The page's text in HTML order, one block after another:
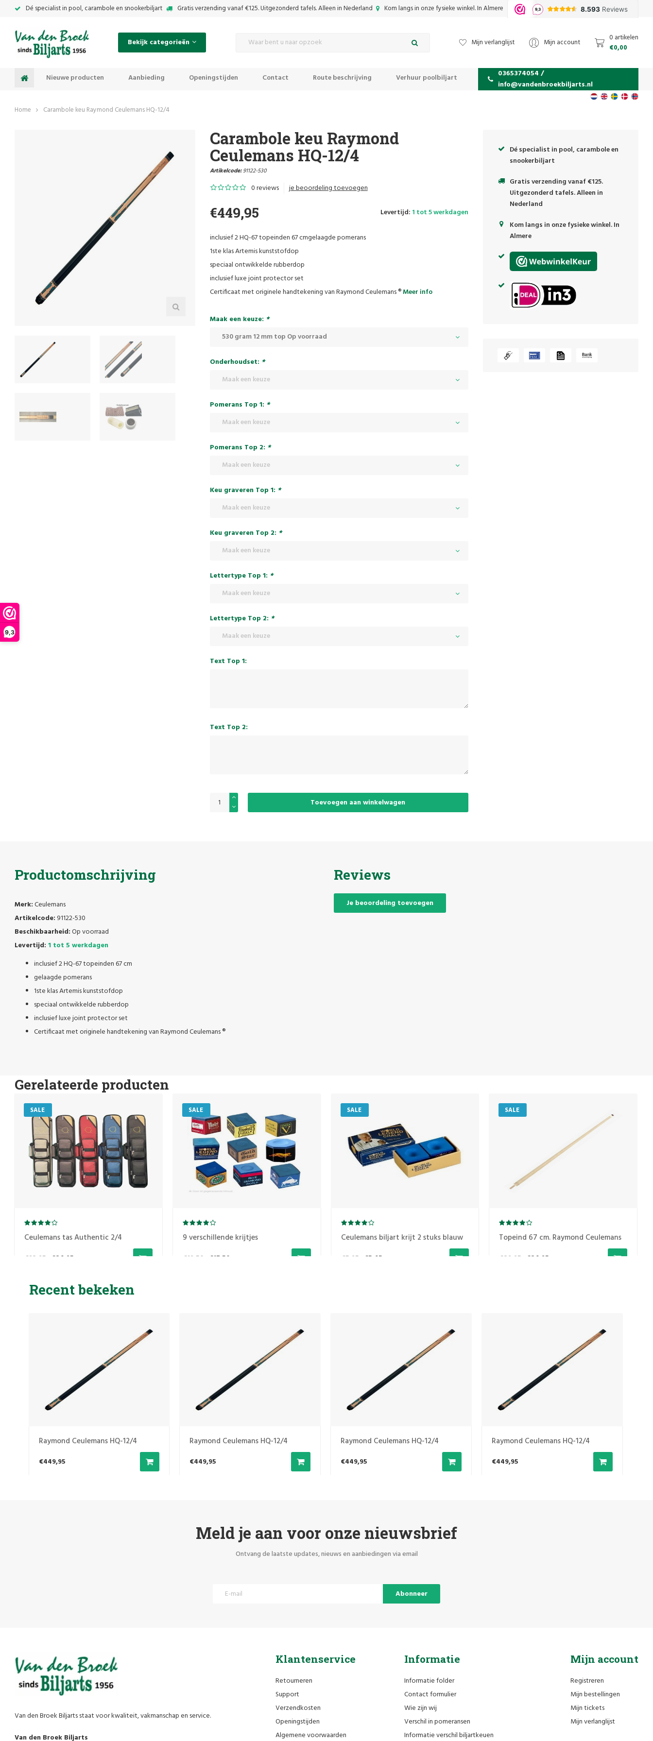
9,3
Dé specialist in pool, carambole en snookerbiljart Gratis verzending vanaf €125. Uitgezonderd tafels. Alleen in Nederland Kom langs in onze fysieke winkel. In Almere
Bekijk categorieën Mijn verlanglijst Mijn account
0 artikelen
€0,00
Nieuwe producten Aanbieding Openingstijden Contact Route beschrijving Verhuur poolbiljart
0365374054 /
info@vandenbroekbiljarts.nl
Home Carambole keu Raymond Ceulemans HQ-12/4
Carambole keu Raymond
Ceulemans HQ-12/4
Artikelcode:91122-530
0 reviews je beoordeling toevoegen
€449,95 Levertijd: 1 tot 5 werkdagen
inclusief 2 HQ-67 topeinden 67 cmgelaagde pomerans
1ste klas Artemis kunststofdop
speciaal ontwikkelde rubberdop
inclusief luxe joint protector set
Certificaat met originele handtekening van Raymond Ceulemans ®Meer info
Maak een keuze: *
530 gram 12 mm top Op voorraad
Onderhoudset: *
Maak een keuze
Pomerans Top 1: *
Maak een keuze
Pomerans Top 2: *
Maak een keuze
Keu graveren Top 1: *
Maak een keuze
Keu graveren Top 2: *
Maak een keuze
Lettertype Top 1: *
Maak een keuze
Lettertype Top 2: *
Maak een keuze
Text Top 1:
Text Top 2:
Toevoegen aan winkelwagen
Dé specialist in pool, carambole en
snookerbiljart
Gratis verzending vanaf €125.
Uitgezonderd tafels. Alleen in
Nederland
Kom langs in onze fysieke winkel. In
Almere
Productomschrijving
Merk:Ceulemans
Artikelcode: 91122-530
Beschikbaarheid:Op voorraad
Levertijd: 1 tot 5 werkdagen
inclusief 2 HQ-67 topeinden 67 cm
gelaagde pomerans
1ste klas Artemis kunststofdop
speciaal ontwikkelde rubberdop
inclusief luxe joint protector set
Certificaat met originele handtekening van Raymond Ceulemans ®
Reviews
Je beoordeling toevoegen
Gerelateerde producten
SALE
Ceulemans tas Authentic 2/4
€92,95 €84,95
SALE
9 verschillende krijtjes
€19,50 €17,50
SALE
Ceulemans biljart krijt 2 stuks blauw
€5,95 €5,45
SALE
Topeind 67 cm. Raymond Ceulemans
€89,95 €84,95
Recent bekeken
Raymond Ceulemans HQ-12/4
€449,95
Raymond Ceulemans HQ-12/4
€449,95
Raymond Ceulemans HQ-12/4
€449,95
Raymond Ceulemans HQ-12/4
€449,95
Meld je aan voor onze nieuwsbrief
Ontvang de laatste updates, nieuws en aanbiedingen via email
Abonneer
Van den Broek Biljarts staat voor kwaliteit, vakmanschap en service.
Van den Broek Biljarts
Klantenservice
Retourneren
Support
Verzendkosten
Openingstijden
Algemene voorwaarden
Informatie
Informatie folder
Contact formulier
Wie zijn wij
Verschil in pomeransen
Informatie verschil biljartkeuen
Mijn account
Registreren
Mijn bestellingen
Mijn tickets
Mijn verlanglijst